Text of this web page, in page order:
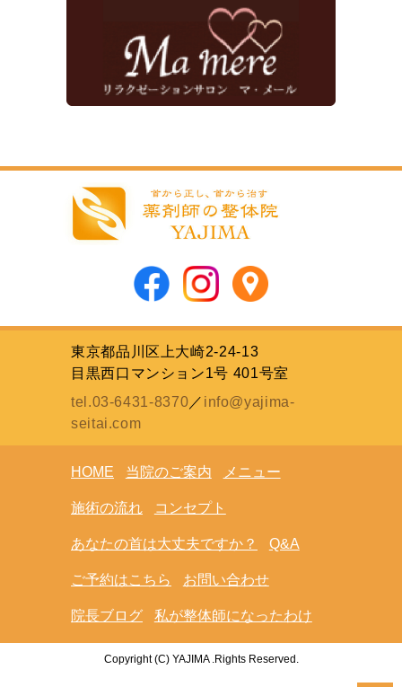
東京都品川区上大崎2-24-13
目黒西口マンション1号 401号室
tel.03-6431-8370／ info@yajima-
seitai.com
HOME 当院のご案内 メニュー
施術の流れ コンセプト
あなたの首は大丈夫ですか？ Q&A
ご予約はこちら お問い合わせ
院長ブログ 私が整体師になったわけ
Copyright (C) YAJIMA .Rights Reserved.